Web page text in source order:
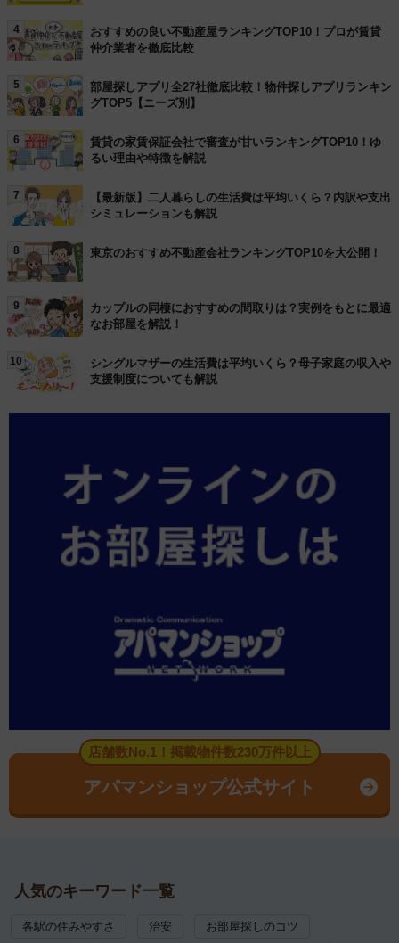
4
おすすめの良い不動産屋ランキングTOP10！プロが賃貸
仲介業者を徹底比較
5
部屋探しアプリ全27社徹底比較！物件探しアプリランキン
グTOP5【ニーズ別】
6
賃貸の家賃保証会社で審査が甘いランキングTOP10！ゆ
るい理由や特徴を解説
7
【最新版】二人暮らしの生活費は平均いくら？内訳や支出
シミュレーションも解説
8 東京のおすすめ不動産会社ランキングTOP10を大公開！
9
カップルの同棲におすすめの間取りは？実例をもとに最適
なお部屋を解説！
10
シングルマザーの生活費は平均いくら？母子家庭の収入や
支援制度についても解説
店舗数No.1！掲載物件数230万件以上
アパマンショップ公式サイト
人気のキーワード一覧
各駅の住みやすさ 治安 お部屋探しのコツ